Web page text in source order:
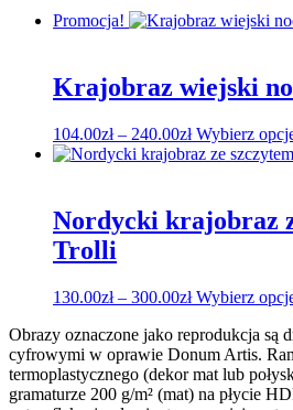
Promocja!
Krajobraz wiejski
104.00zł – 240.00złZakres
cen:
240.00zł
Wybierz
Nordycki krajobraz
Trolli
130.00zł – 300.00złZakres
od
130.00zł
do
300.00zł
Wybierz
Obrazy oznaczone jako reprodukcja są
cyfrowymi w oprawie Donum Artis.
termoplastycznego (dekor mat lub
gramaturze 200 g/m² (mat) na płycie